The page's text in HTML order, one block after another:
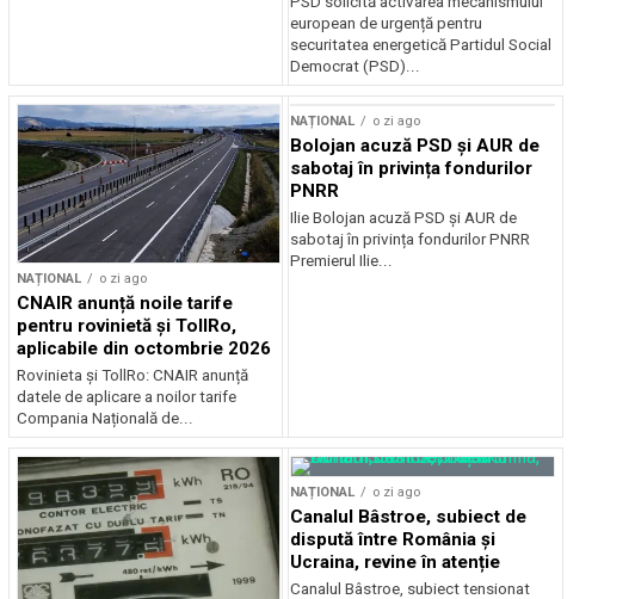
european de urgență pentru
securitatea energetică Partidul Social
Democrat (PSD)...
NAȚIONAL o zi ago
CNAIR anunță noile tarife
pentru rovinietă și TollRo,
aplicabile din octombrie 2026
Rovinieta și TollRo: CNAIR anunță
datele de aplicare a noilor tarife
Compania Națională de...
NAȚIONAL o zi ago
Bolojan acuză PSD și AUR de
sabotaj în privința fondurilor
PNRR
Ilie Bolojan acuză PSD și AUR de
sabotaj în privința fondurilor PNRR
Premierul Ilie...
NAȚIONAL o zi ago
Canalul Bâstroe, subiect de
dispută între România și
Ucraina, revine în atenție
Canalul Bâstroe, subiect tensionat